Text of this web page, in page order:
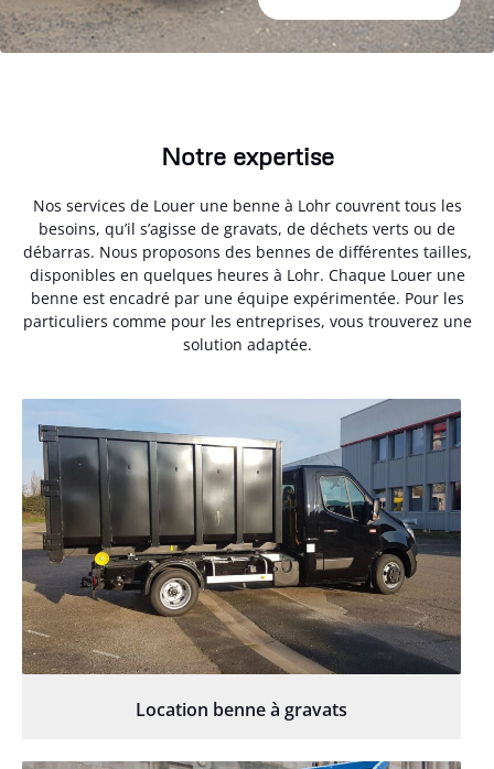
Notre expertise
Nos services de Louer une benne à Lohr couvrent tous les
besoins, qu’il s’agisse de gravats, de déchets verts ou de
débarras. Nous proposons des bennes de différentes tailles,
disponibles en quelques heures à Lohr. Chaque Louer une
benne est encadré par une équipe expérimentée. Pour les
particuliers comme pour les entreprises, vous trouverez une
solution adaptée.
Location benne à gravats